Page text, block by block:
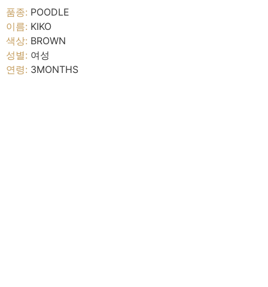
품종: POODLE
이름: KIKO
색상: BROWN
성별: 여성
연령: 3MONTHS